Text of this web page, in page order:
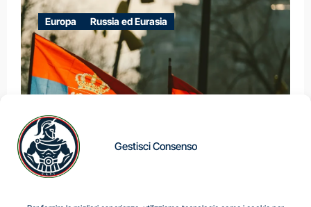
Gestisci Consenso
Europa Russia ed Eurasia